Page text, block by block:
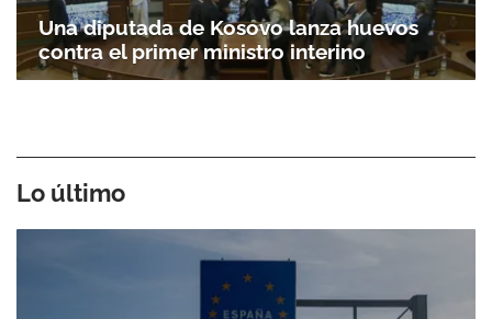
Una diputada de Kosovo lanza huevos
contra el primer ministro interino
Lo último